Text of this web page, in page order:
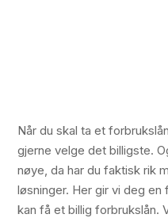
Når du skal ta et
gjerne velge det billigste.
nøye, da har du faktisk rik
løsninger. Her gir vi deg
kan få et billig forbrukslån.